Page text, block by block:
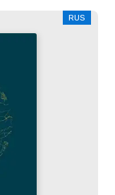
RUS